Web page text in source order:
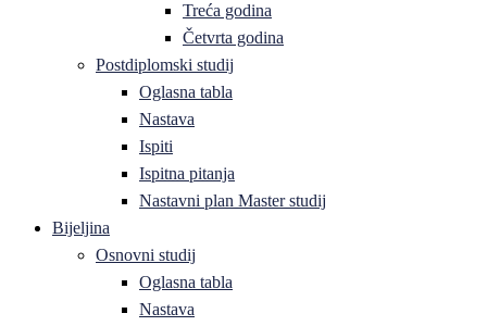
Treća godina
Četvrta godina
Postdiplomski studij
Oglasna tabla
Nastava
Ispiti
Ispitna pitanja
Nastavni plan Master studij
Bijeljina
Osnovni studij
Oglasna tabla
Nastava